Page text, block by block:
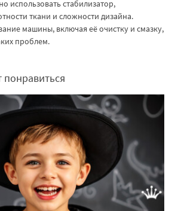
использовать стабилизатор,
ткани и сложности дизайна.
машины, включая её очистку и смазку,
проблем.